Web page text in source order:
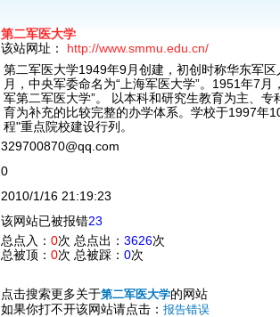
第二军医大学
该站网址： http://www.smmu.edu.cn/
第二军医大学1949年9月创建，初创时称华东军
月，中央军委命名为“上海军医大学”。1951年7月
军第二军医大学”。 以本科和研究生教育为主、专
育为补充的比较完整的办学体系。学校于1997年
程"重点院校建设行列。
329700870@qq.com
0
2010/1/16 21:19:23
该网站已被报错23
总点入： 0次 总点出： 3626次
总被顶： 0次 总被踩： 0次
点击搜索更多关于第二军医大学的网站
如果你打不开该网站请点击： 报告错误